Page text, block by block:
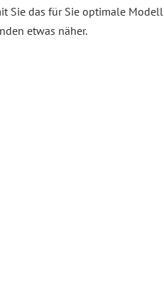
Sie das für Sie optimale Modell
etwas näher.